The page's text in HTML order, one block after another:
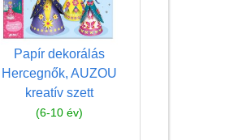
Papír dekorálás
Hercegnők, AUZOU
kreatív szett
(6-10 év)